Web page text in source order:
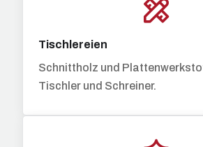
Tischlereien
Schnittholz und
Tischler und Schreiner.